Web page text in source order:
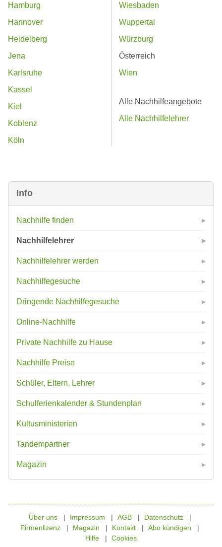
Info
Nachhilfe finden
Nachhilfelehrer
Nachhilfelehrer werden
Nachhilfegesuche
Dringende Nachhilfegesuche
Online-Nachhilfe
Private Nachhilfe zu Hause
Nachhilfe Preise
Schüler, Eltern, Lehrer
Schulferienkalender & Stundenplan
Kultusministerien
Tandempartner
Magazin
Hamburg
Hannover
Heidelberg
Jena
Karlsruhe
Kassel
Kiel
Koblenz
Köln
Wiesbaden
Wuppertal
Würzburg
Österreich
Wien
Alle Nachhilfeangebote
Alle Nachhilfelehrer
Über uns Impressum AGB
Datenschutz
Firmenlizenz
Magazin Kontakt
Abo kündigen
Hilfe
Cookies